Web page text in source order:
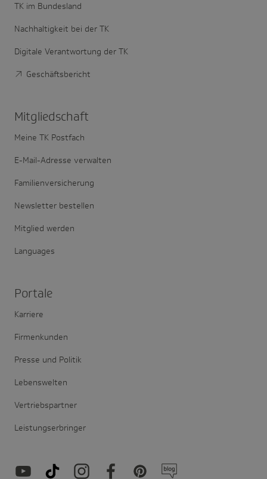
TK im Bundesland
Nachhaltigkeit bei der TK
Digitale Verantwortung der TK
Geschäftsbericht
Mitglied­schaft
Meine TK Postfach
E-Mail-Adresse verwalten
Familienversicherung
Newsletter bestellen
Mitglied werden
Languages
Portale
Karriere
Firmenkunden
Presse und Politik
Lebenswelten
Vertriebspartner
Leistungserbringer